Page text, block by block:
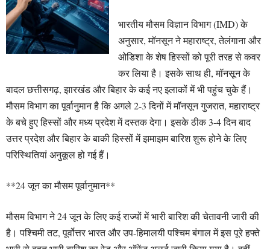
भारतीय मौसम विज्ञान विभाग (IMD) के
अनुसार, मॉनसून ने महाराष्ट्र, तेलंगाना और
ओडिशा के शेष हिस्सों को पूरी तरह से कवर
कर लिया है। इसके साथ ही, मॉनसून के
बादल छत्तीसगढ़, झारखंड और बिहार के कई नए इलाकों में भी पहुंच चुके हैं।
मौसम विभाग का पूर्वानुमान है कि अगले 2-3 दिनों में मॉनसून गुजरात, महाराष्ट्र
के बचे हुए हिस्सों और मध्य प्रदेश में दस्तक देगा। इसके ठीक 3-4 दिन बाद
उत्तर प्रदेश और बिहार के बाकी हिस्सों में झमाझम बारिश शुरू होने के लिए
परिस्थितियां अनुकूल हो गई हैं।
**24 जून का मौसम पूर्वानुमान**
मौसम विभाग ने 24 जून के लिए कई राज्यों में भारी बारिश की चेतावनी जारी की
है। पश्चिमी तट, पूर्वोत्तर भारत और उप-हिमालयी पश्चिम बंगाल में इस पूरे हफ्ते